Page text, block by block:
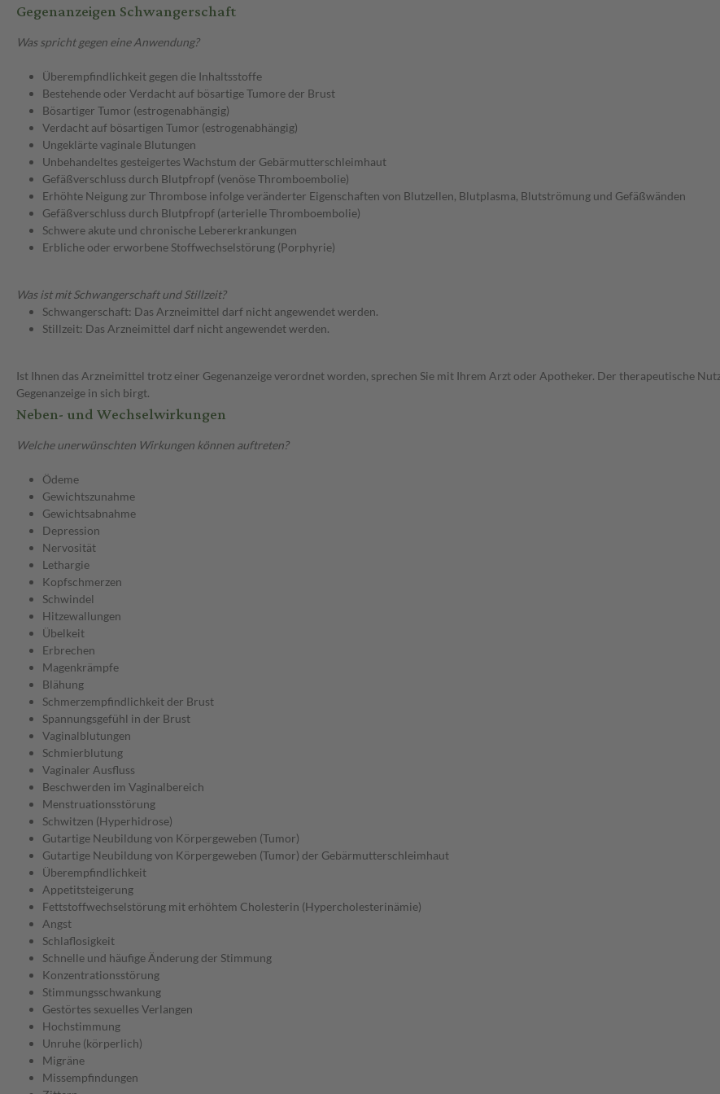
Gegenanzeigen Schwangerschaft
Was spricht gegen eine Anwendung?
Überempfindlichkeit gegen die Inhaltsstoffe
Bestehende oder Verdacht auf bösartige Tumore der Brust
Bösartiger Tumor (estrogenabhängig)
Verdacht auf bösartigen Tumor (estrogenabhängig)
Ungeklärte vaginale Blutungen
Unbehandeltes gesteigertes Wachstum der Gebärmutterschleimhaut
Gefäßverschluss durch Blutpfropf (venöse Thromboembolie)
Erhöhte Neigung zur Thrombose infolge veränderter Eigenschaften von Blutzellen, Blutplasma, Blutströmung und Gefäßwänden
Gefäßverschluss durch Blutpfropf (arterielle Thromboembolie)
Schwere akute und chronische Lebererkrankungen
Erbliche oder erworbene Stoffwechselstörung (Porphyrie)
Was ist mit Schwangerschaft und Stillzeit?
Schwangerschaft: Das Arzneimittel darf nicht angewendet werden.
Stillzeit: Das Arzneimittel darf nicht angewendet werden.
Ist Ihnen das Arzneimittel trotz einer Gegenanzeige verordnet worden, sprechen Sie mit Ihrem Arzt oder Apotheker. Der therapeutische
Gegenanzeige in sich birgt.
Neben- und Wechselwirkungen
Welche unerwünschten Wirkungen können auftreten?
Ödeme
Gewichtszunahme
Gewichtsabnahme
Depression
Nervosität
Lethargie
Kopfschmerzen
Schwindel
Hitzewallungen
Übelkeit
Erbrechen
Magenkrämpfe
Blähung
Schmerzempfindlichkeit der Brust
Spannungsgefühl in der Brust
Vaginalblutungen
Schmierblutung
Vaginaler Ausfluss
Beschwerden im Vaginalbereich
Menstruationsstörung
Schwitzen (Hyperhidrose)
Gutartige Neubildung von Körpergeweben (Tumor)
Gutartige Neubildung von Körpergeweben (Tumor) der Gebärmutterschleimhaut
Überempfindlichkeit
Appetitsteigerung
Fettstoffwechselstörung mit erhöhtem Cholesterin (Hypercholesterinämie)
Angst
Schlaflosigkeit
Schnelle und häufige Änderung der Stimmung
Konzentrationsstörung
Stimmungsschwankung
Gestörtes sexuelles Verlangen
Hochstimmung
Unruhe (körperlich)
Migräne
Missempfindungen